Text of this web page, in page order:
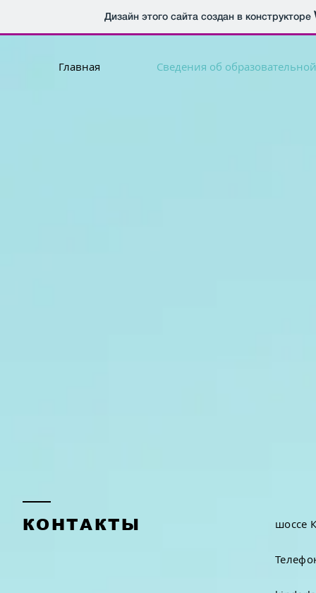
Дизайн этого сайта создан в конструкторе
Главная Сведения об
КОНТАКТЫ шоссе